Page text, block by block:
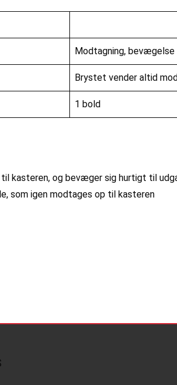
Modtagning, bevægelse
Brystet vender altid
1 bold
kasteren, og bevæger sig hurtigt til
som igen modtages op til kasteren